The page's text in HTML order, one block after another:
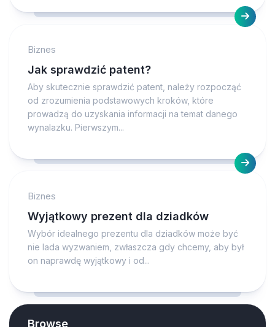
Biznes
Jak sprawdzić patent?
Aby skutecznie sprawdzić patent, należy rozpocząć
od zrozumienia podstawowych kroków, które
prowadzą do uzyskania informacji na temat danego
wynalazku. Pierwszym...
Biznes
Wyjątkowy prezent dla dziadków
Wybór idealnego prezentu dla dziadków może być
nie lada wyzwaniem, zwłaszcza gdy chcemy, aby był
on naprawdę wyjątkowy i od...
Browse